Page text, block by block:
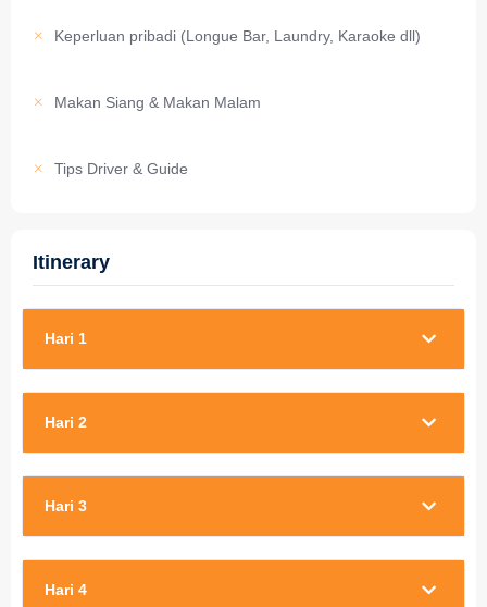
Keperluan pribadi (Longue Bar, Laundry, Karaoke dll)
Makan Siang & Makan Malam
Tips Driver & Guide
Itinerary
Hari 1
Hari 2
Hari 3
Hari 4